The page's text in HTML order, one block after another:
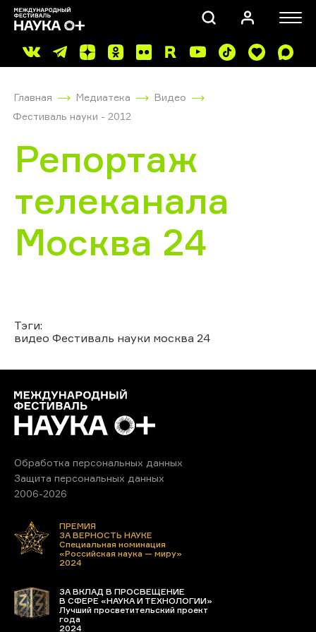
Главная Медиатека
Видео
Фестиваль науки - 2012
Репортаж
телеканала
Москва 24
Тэги:
видео Фестиваль науки москва 24
Обработка персональных данных
Защита персональных данных
2006-2026
ПРЕМИЯ
ЗА ВЕРНОСТЬ НАУКЕ
Специальная номинация
«Российская наука — миру»
2024
ЗА ВКЛАД В ПРОСВЕЩЕНИЕ
В СФЕРЕ «НАУКА И ТЕХНОЛОГИИ»
Лучший просветительский проект
года
2024